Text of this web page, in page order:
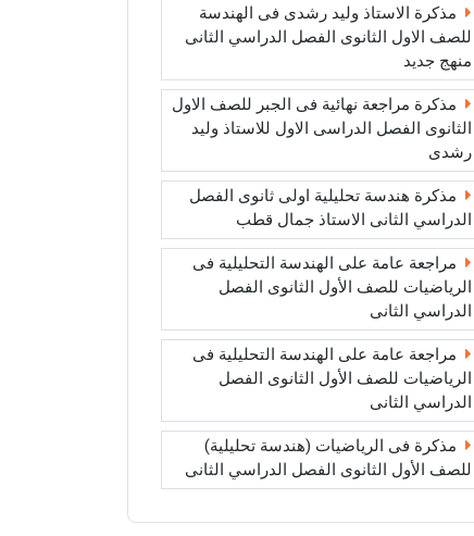
مذكرة الاستاذ وليد رشدى فى الهندسة
للصف الاول الثانوى الفصل الدراسي الثانى
منهج جديد
مذكرة مراجعة نهائية فى الجبر للصف الاول
الثانوى الفصل الدراسى الاول للاستاذ وليد
رشدى
مذكرة هندسة تحليلية اولى ثانوى الفصل
الدراسي الثانى الاستاذ جمال قطب
مراجعة عامة على الهندسة التحليلية فى
الرياضيات للصف الأول الثانوى الفصل
الدراسي الثانى
مراجعة عامة على الهندسة التحليلية فى
الرياضيات للصف الأول الثانوى الفصل
الدراسي الثانى
مذكرة فى الرياضيات (هندسة تحليلية)
للصف الأول الثانوى الفصل الدراسي الثانى